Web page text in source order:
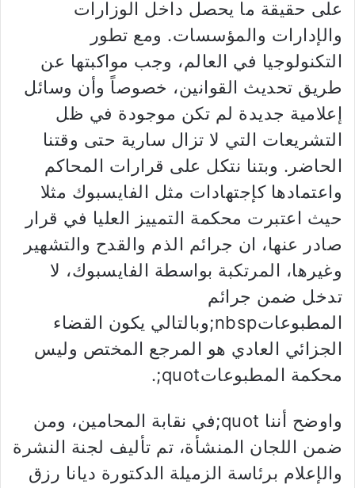
على حقيقة ما يحصل داخل الوزارات
والإدارات والمؤسسات. ومع تطور
التكنولوجيا في العالم، وجب مواكبتها عن
طريق تحديث القوانين، خصوصاً وأن وسائل
إعلامية جديدة لم تكن موجودة في ظل
التشريعات التي لا تزال سارية حتى وقتنا
الحاضر. وبتنا نتكل على قرارات المحاكم
واعتمادها كإجتهادات مثل الفايسبوك مثلا
حيث اعتبرت محكمة التمييز العليا في قرار
صادر عنها، ان جرائم الذم والقدح والتشهير
وغيرها، المرتكبة بواسطة الفايسبوك، لا
تدخل ضمن جرائم
المطبوعاتnbsp;وبالتالي يكون القضاء
الجزائي العادي هو المرجع المختص وليس
محكمة المطبوعاتquot;.
واوضح أننا quot;في نقابة المحامين، ومن
ضمن اللجان المنشأة، تم تأليف لجنة النشرة
والإعلام برئاسة الزميلة الدكتورة ديانا رزق